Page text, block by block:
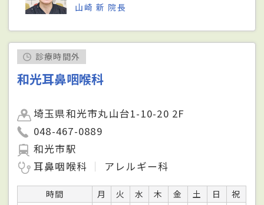
山崎 新 院長
診療時間外
和光耳鼻咽喉科
埼玉県和光市丸山台1-10-20 2F
048-467-0889
和光市駅
耳鼻咽喉科
アレルギー科
時間 月 火 水 木 金 土 日
祝